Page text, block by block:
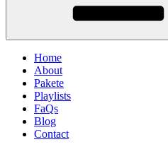
Home
About
Pakete
Playlists
FaQs
Blog
Contact